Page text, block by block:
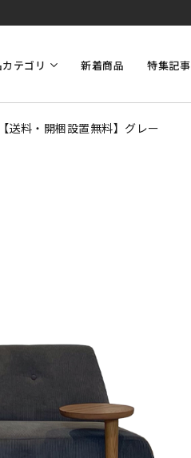
テゴリ 新着商品 特集記事
送料・開梱設置無料】グレー